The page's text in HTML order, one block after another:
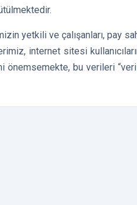
yetkili ve çalışanları, pay
internet sitesi
bu verileri “veri